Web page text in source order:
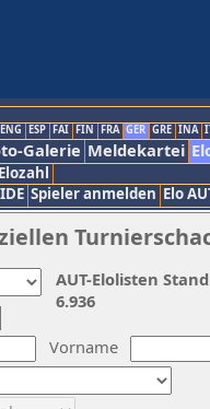
ENG ESP FAI FIN FRA GER GRE INA
Galerie Meldekartei
Spieler anmelden Elo
Vorname
AUT-Elolisten
6.936